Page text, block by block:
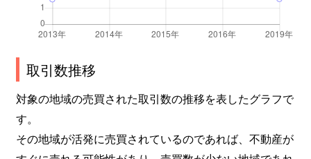
取引数推移
対象の地域の売買された取引数の推移を表したグラフで
す。
その地域が活発に売買されているのであれば、不動産が